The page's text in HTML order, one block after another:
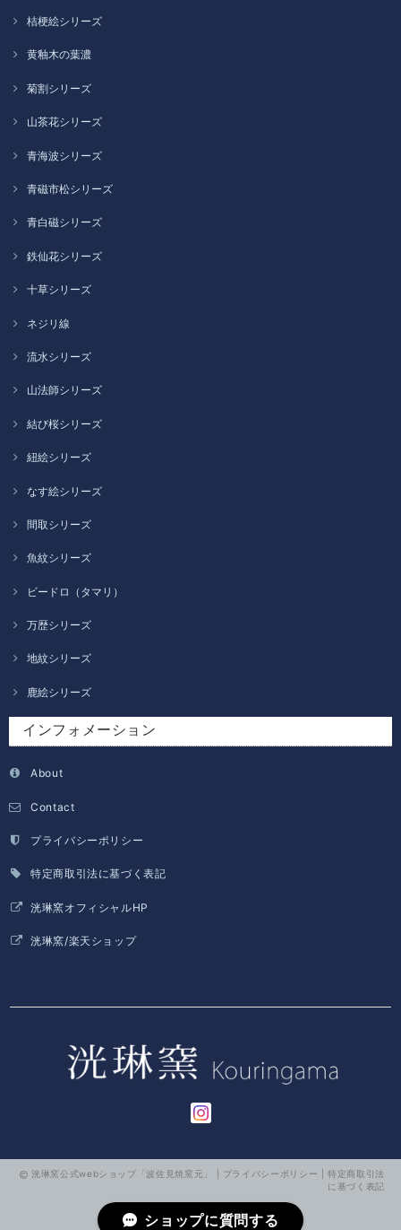
桔梗絵シリーズ
黄釉木の葉濃
菊割シリーズ
山茶花シリーズ
青海波シリーズ
青磁市松シリーズ
青白磁シリーズ
鉄仙花シリーズ
十草シリーズ
ネジリ線
流水シリーズ
山法師シリーズ
結び桜シリーズ
紐絵シリーズ
なす絵シリーズ
間取シリーズ
魚紋シリーズ
ビードロ（タマリ）
万歴シリーズ
地紋シリーズ
鹿絵シリーズ
インフォメーション
About
Contact
プライバシーポリシー
特定商取引法に基づく表記
洸琳窯オフィシャルHP
洸琳窯/楽天ショップ
洸琳窯公式webショップ「波佐見焼窯元」 | プライバシーポリシー |特定商取引法
に基づく表記
ショップに質問する